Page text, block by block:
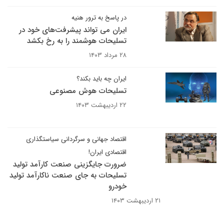
در پاسخ به ترور هنیه
ایران می تواند پیشرفت‌های خود در
تسلیحات هوشمند را به رخ بکشد
۲۸ مرداد ۱۴۰۳
ایران چه باید بکند؟
تسلیحات هوش مصنوعی
۲۲ اردیبهشت ۱۴۰۳
اقتصاد جهانی و سرگردانی سیاستگذاری
اقتصادی ایران!
ضرورت جایگزینی صنعت کارآمد تولید
تسلیحات به جای صنعت ناکارآمد تولید
خودرو
۲۱ اردیبهشت ۱۴۰۳